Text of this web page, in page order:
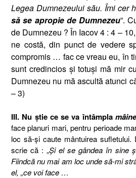
Legea Dumnezeului său. Îmi cer
să se apropie de Dumnezeu”.
de Dumnezeu ? În Iacov 4 : 4 –
ne costă, din punct de vedere
compromis … fac ce vreau eu, în
sunt credincios şi totuşi mă mir
Dumnezeu nu mă ascultă atunci
– 3)
III. Nu ştie ce se va întâmpla mâine
face planuri mari, pentru perioade
loc să-şi caute mântuirea sufletului.
scrie că : „Şi el se gândea în sine
Fiindcă nu mai am loc unde să-mi
el, „ce voi face …